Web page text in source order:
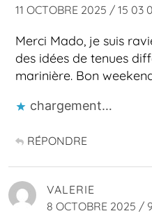
11 OCTOBRE 2025 / 15 03
Merci Mado, je suis
des idées de tenues
marinière. Bon
chargement…
RÉPONDRE
VALERIE
8 OCTOBRE 2025 /